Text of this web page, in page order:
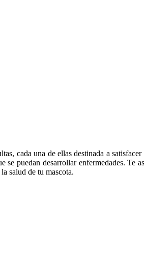
cada una de ellas destinada a
puedan desarrollar enfermedades.
salud de tu mascota.